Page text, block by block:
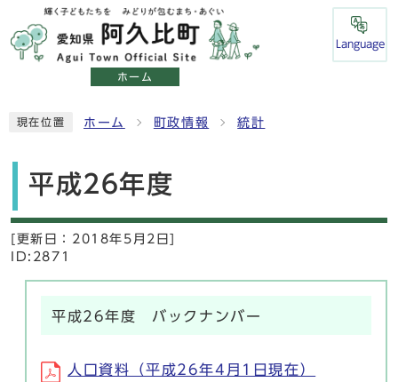
ホーム
Language
現在位置 ホーム 町政情報 統計
平成26年度
[更新日： 2018年5月2日]
ID:2871
平成26年度 バックナンバー
人口資料（平成26年4月1日現在）